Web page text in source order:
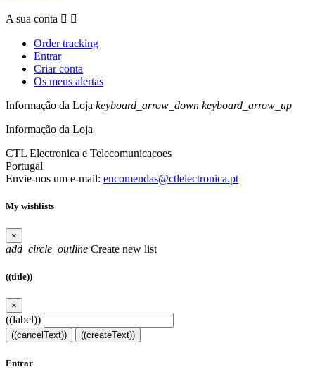
A sua conta  
Order tracking
Entrar
Criar conta
Os meus alertas
Informação da Loja keyboard_arrow_down keyboard_arrow_up
Informação da Loja
CTL Electronica e Telecomunicacoes
Portugal
Envie-nos um e-mail: encomendas@ctlelectronica.pt
My wishlists
×
add_circle_outline Create new list
((title))
×
((label))
((cancelText)) ((createText))
Entrar